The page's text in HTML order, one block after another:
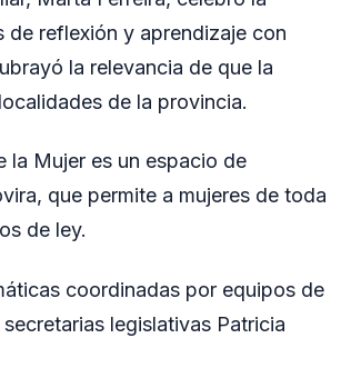
reflexión y aprendizaje con
la relevancia de que la
de la provincia.
la Mujer es un espacio de
que permite a mujeres de toda
de ley.
coordinadas por equipos de
legislativas Patricia